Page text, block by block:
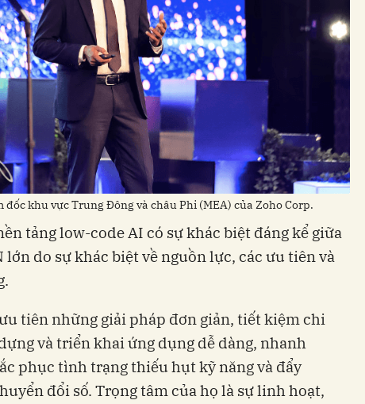
đốc khu vực Trung Đông và châu Phi (MEA) của Zoho Corp.
tảng low-code AI có sự khác biệt đáng kể giữa
lớn do sự khác biệt về nguồn lực, các ưu tiên và
tiên những giải pháp đơn giản, tiết kiệm chi
và triển khai ứng dụng dễ dàng, nhanh
phục tình trạng thiếu hụt kỹ năng và đẩy
đổi số. Trọng tâm của họ là sự linh hoạt,